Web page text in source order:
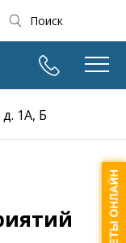
Поиск
1А, Б